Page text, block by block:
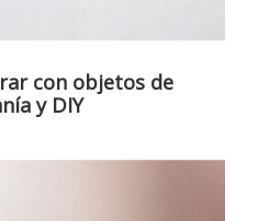
con objetos de
y DIY